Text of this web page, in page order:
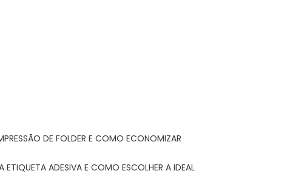
DE FOLDER E COMO ECONOMIZAR
ETIQUETA ADESIVA E COMO ESCOLHER A IDEAL